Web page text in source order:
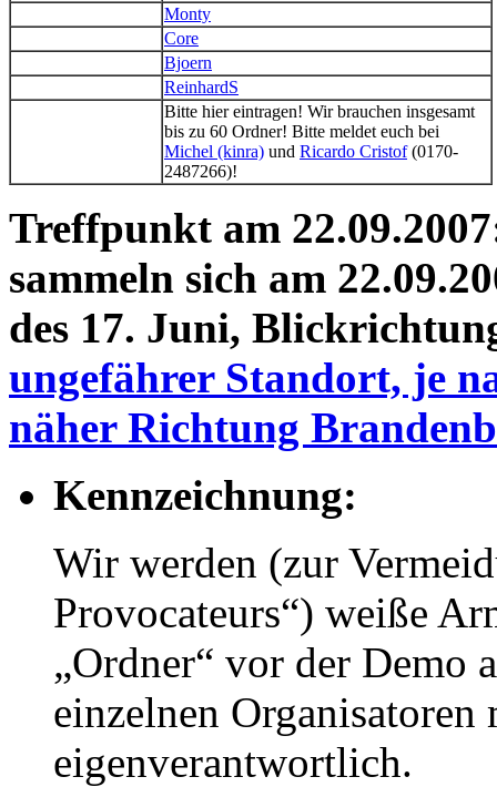
Monty
Core
Bjoern
ReinhardS
Bitte hier eintragen! Wir brauchen insgesamt
bis zu 60 Ordner! Bitte meldet euch bei
Michel (kinra) und Ricardo Cristof(0170-
2487266)!
Treffpunkt am
sammeln sich am
des 17. Juni,
ungefährer Standort, je
näher Richtung
Kennzeichnung:
Wir werden (zur
Provocateurs“) weiße
„Ordner“ vor der Demo
einzelnen Organisatoren
eigenverantwortlich.